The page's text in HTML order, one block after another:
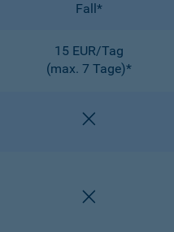
Fall*
15 EUR/Tag
(max. 7 Tage)*